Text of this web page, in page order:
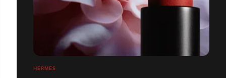
HERMÉS